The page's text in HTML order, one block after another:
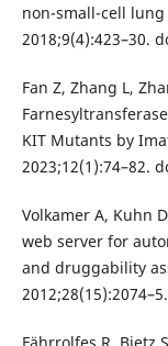
non-small-cell lung
2018;9(4):423–30.
Fan Z, Zhang L,
KIT Mutants by
2023;12(1):74–82.
Volkamer A, Kuhn
web server for
and druggability
Fährrolfes R, Bietz